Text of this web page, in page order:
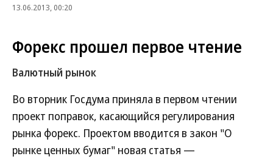
13.06.2013, 00:20
Форекс прошел первое чтение
Валютный рынок
Во вторник Госдума приняла в первом чтении
проект поправок, касающийся регулирования
рынка форекс. Проектом вводится в закон "О
рынке ценных бумаг" новая статья —